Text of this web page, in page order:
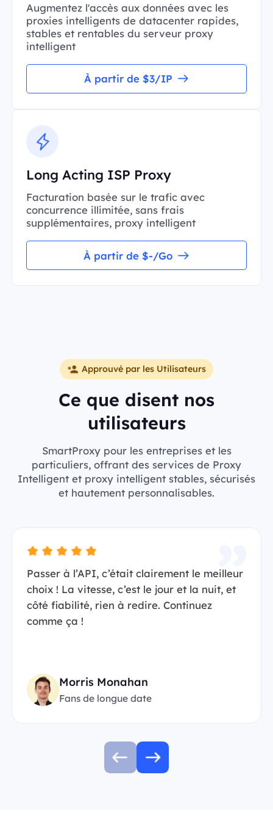
Augmentez l'accès aux données avec les
proxies intelligents de datacenter rapides,
stables et rentables du serveur proxy
intelligent
À partir de $3/IP
Long Acting ISP Proxy
Facturation basée sur le trafic avec
concurrence illimitée, sans frais
supplémentaires, proxy intelligent
À partir de $-/Go
Approuvé par les Utilisateurs
Ce que disent nos
utilisateurs
SmartProxy pour les entreprises et les
particuliers, offrant des services de Proxy
Intelligent et proxy intelligent stables, sécurisés
et hautement personnalisables.
Passer à l’API, c’était clairement le meilleur
choix ! La vitesse, c’est le jour et la nuit, et
côté fiabilité, rien à redire. Continuez
comme ça !
Morris Monahan
Fans de longue date